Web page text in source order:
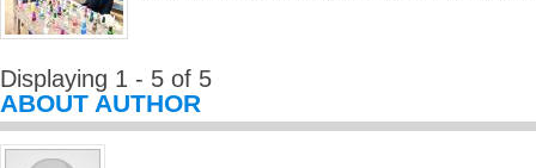
Displaying 1 - 5 of 5
ABOUT AUTHOR